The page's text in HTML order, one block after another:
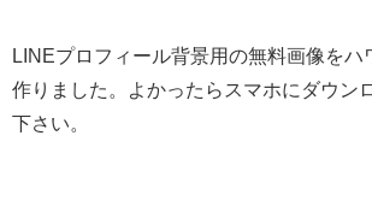
LINEプロフィール背景用の無料画像をハ
作りました。よかったらスマホにダウン
下さい。